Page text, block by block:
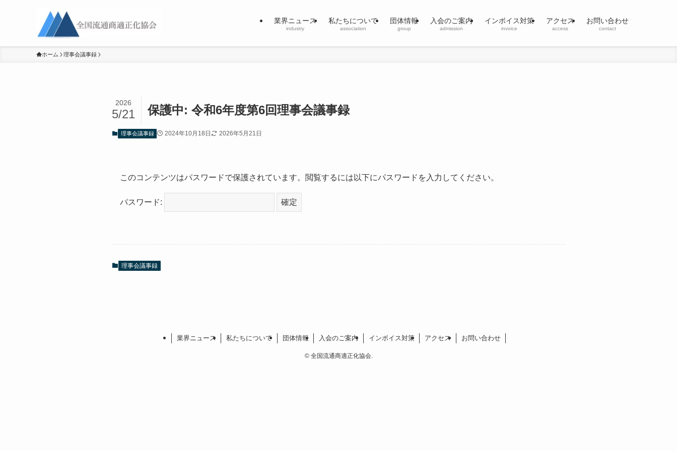
業界ニュース
industry
私たちについて
association
団体情報
group
入会のご案内
admission
インボイス対策
invoice
アクセス
access
お問い合わせ
contact
ホーム 理事会議事録
保護中: 令和6年度第6回理事会議事録
2026
5/21
理事会議事録 2024年10月18日 2026年5月21日
このコンテンツはパスワードで保護されています。閲覧するには以下にパスワードを入力してください。
パスワード:
理事会議事録
業界ニュース 私たちについて 団体情報 入会のご案内 インボイス対策 アクセス お問い合わせ
©全国流通商適正化協会.